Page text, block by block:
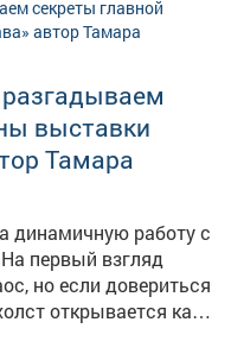
разгадываем
выставки
Тамара
динамичную работу с
первый взгляд
но если довериться
открывается как